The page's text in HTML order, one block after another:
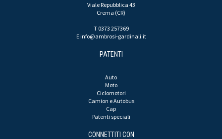
Viale Repubblica 43
Crema (CR)
T 0373 257369
E info@ambrosi-gardinali.it
PATENTI
Auto
Moto
Ciclomotori
Camion e Autobus
Cap
Patenti speciali
CONNETTITI CON